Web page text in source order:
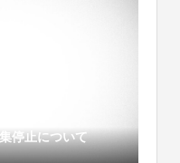
停止について